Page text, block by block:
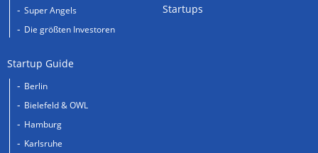
Super Angels
Die größten Investoren
Startup Guide
Berlin
Bielefeld & OWL
Hamburg
Karlsruhe
Startups